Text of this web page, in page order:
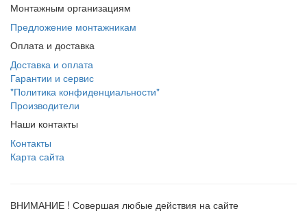
Монтажным организациям
Предложение монтажникам
Оплата и доставка
Доставка и оплата
Гарантии и сервис
"Политика конфиденциальности"
Производители
Наши контакты
Контакты
Карта сайта
ВНИМАНИЕ ! Совершая любые действия на сайте